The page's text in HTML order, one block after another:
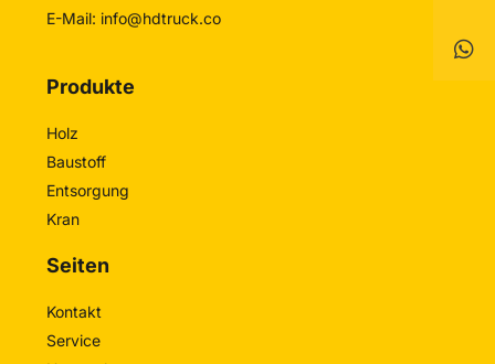
E-Mail: info@hdtruck.co
Produkte
Holz
Baustoff
Entsorgung
Kran
Seiten
Kontakt
Service